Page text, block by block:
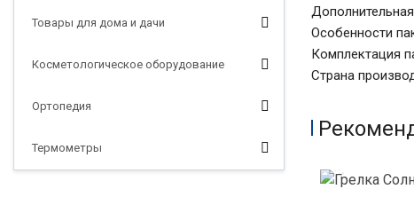
Товары для дома и дачи
Косметологическое оборудование
Ортопедия
Термометры
Особенности
Комплектация
Страна